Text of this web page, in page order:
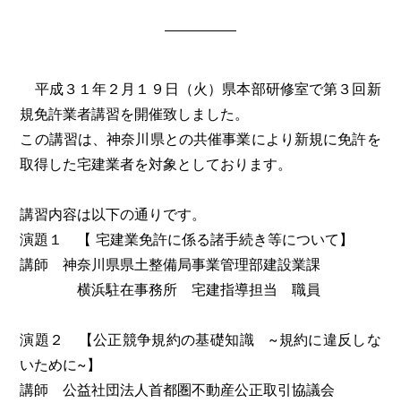
平成３１年２月１９日（火）県本部研修室で第３回新
規免許業者講習を開催致しました。
この講習は、神奈川県との共催事業により新規に免許を
取得した宅建業者を対象としております。
講習内容は以下の通りです。
演題１ 【 宅建業免許に係る諸手続き等について】
講師 神奈川県県土整備局事業管理部建設業課
横浜駐在事務所 宅建指導担当 職員
演題２ 【公正競争規約の基礎知識 ~規約に違反しな
いために~】
講師 公益社団法人首都圏不動産公正取引協議会